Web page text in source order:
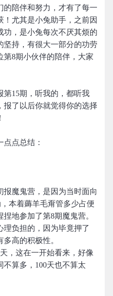
的陪伴和努力，才有了每一
尤其是小兔助手，之前因
功，是小兔每次不厌其烦的
坚持，有很大一部分的功劳
第8期小伙伴的陪伴，大家
第15期，听我的，都听我
报了以后你就觉得你的选择
点总结：
魔鬼营，是因为当时面向
本着薅羊毛甭管多少占便
地参加了第8期魔鬼营。
理负担的，因为毕竟押了
高的积极性。
，这在一开始看来，好像
不算多，100天也不算太